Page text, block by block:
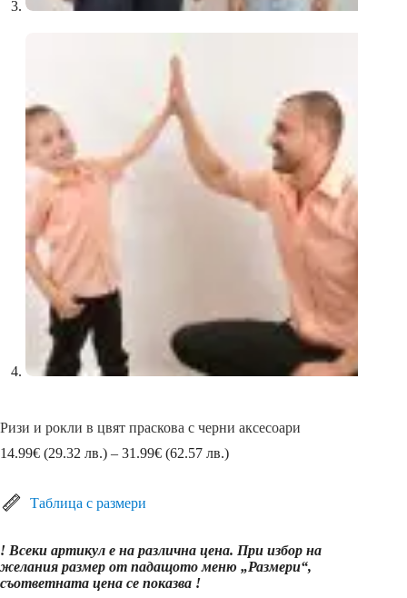
Ризи и рокли в цвят праскова с черни аксесоари
14.99€ (29.32 лв.) – 31.99€ (62.57 лв.)Price
31.99€
(62.57
Таблица с размери
! Всеки артикул е на различна цена. При избор на
желания размер от падащото меню „Размери“,
съответната цена се показва !